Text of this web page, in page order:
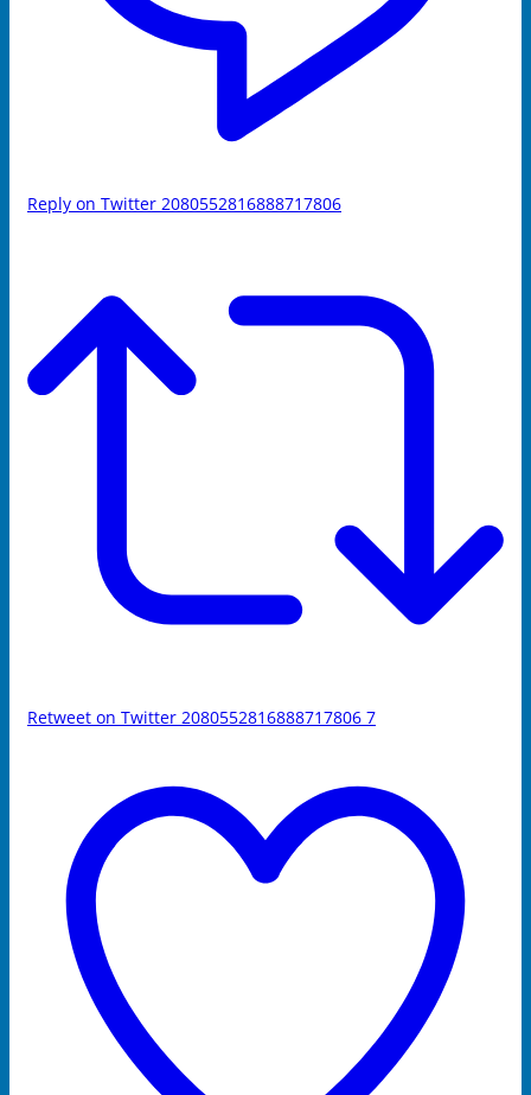
Reply on Twitter 2080552816888717806
Retweet on Twitter 2080552816888717806 7